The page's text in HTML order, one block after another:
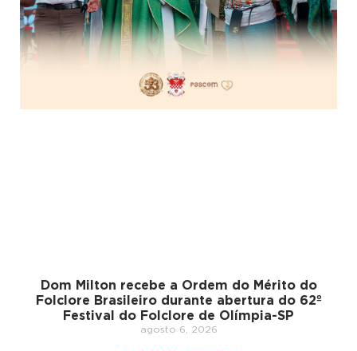
Dom Milton recebe a Ordem do Mérito do
Folclore Brasileiro durante abertura do 62º
Festival do Folclore de Olímpia-SP
agosto 6, 2026